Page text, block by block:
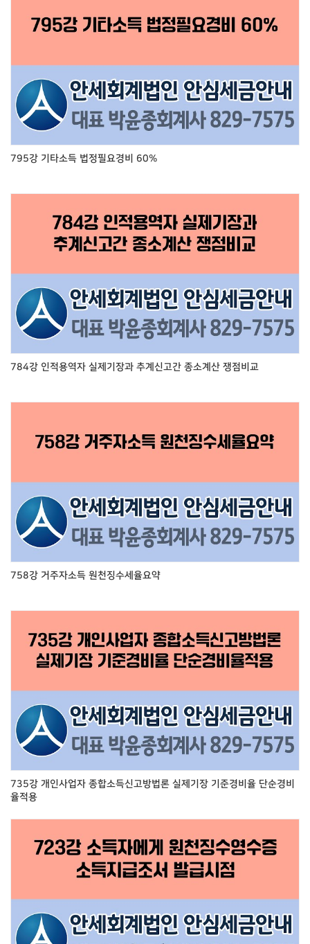
795강 기타소득 법정필요경비 60%
784강 인적용역자 실제기장과 추계신고간 종소계산 쟁점비교
758강 거주자소득 원천징수세율요약
735강 개인사업자 종합소득신고방법론 실제기장 기준경비율 단순경비
율적용